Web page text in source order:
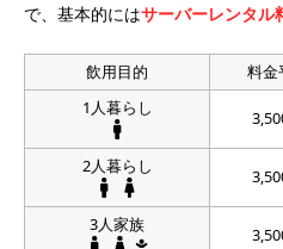
で、基本的にはサーバーレンタル
飲用目的 料金
1人暮らし
2人暮らし
3人家族